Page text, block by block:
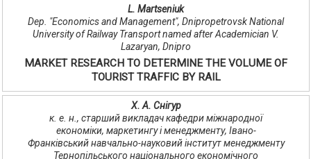
L. Martseniuk
Dep. "Economics and Management", Dnipropetrovsk National
University of Railway Transport named after Academician V.
Lazaryan, Dnipro
MARKET RESEARCH TO DETERMINE THE VOLUME OF
TOURIST TRAFFIC BY RAIL
Х. А. Снігур
к. е. н., старший викладач кафедри міжнародної
економіки, маркетингу і менеджменту, Івано-
Франківський навчально-науковий інститут менеджменту
Тернопільського національного економічного